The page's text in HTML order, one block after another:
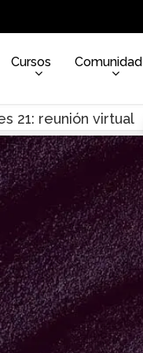
Cursos Comunidad
21: reunión virtual